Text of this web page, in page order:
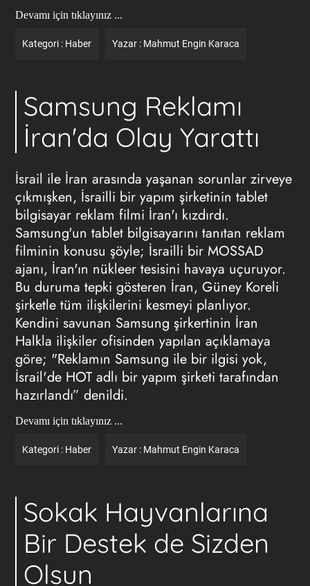
Devamı için tıklayınız ...
Kategori : Haber Yazar : Mahmut Engin Karaca
Samsung Reklamı
İran'da Olay Yarattı
İsrail ile İran arasında yaşanan sorunlar zirveye
çıkmışken, İsrailli bir yapım şirketinin tablet
bilgisayar reklam filmi İran'ı kızdırdı.
Samsung'un tablet bilgisayarını tanıtan reklam
filminin konusu şöyle; İsrailli bir MOSSAD
ajanı, İran'ın nükleer tesisini havaya uçuruyor.
Bu duruma tepki gösteren İran, Güney Koreli
şirketle tüm ilişkilerini kesmeyi planlıyor.
Kendini savunan Samsung şirkertinin İran
Halkla ilişkiler ofisinden yapılan açıklamaya
göre; "Reklamın Samsung ile bir ilgisi yok,
İsrail'de HOT adlı bir yapım şirketi tarafından
hazırlandı” denildi.
Devamı için tıklayınız ...
Kategori : Haber Yazar : Mahmut Engin Karaca
Sokak Hayvanlarına
Bir Destek de Sizden
Olsun